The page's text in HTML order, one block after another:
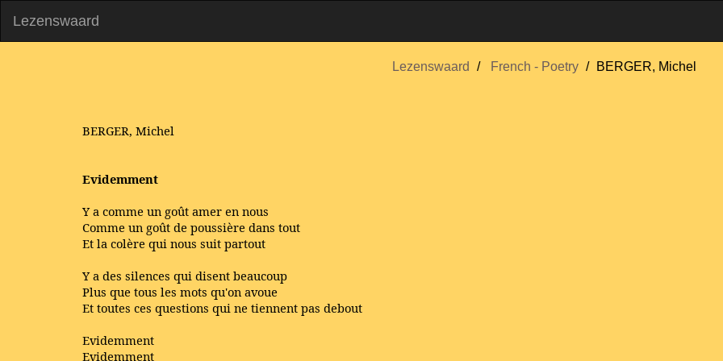
Lezenswaard
Lezenswaard French - Poetry BERGER, Michel
BERGER, Michel
Evidemment
Y a comme un goût amer en nous
Comme un goût de poussière dans tout
Et la colère qui nous suit partout
Y a des silences qui disent beaucoup
Plus que tous les mots qu'on avoue
Et toutes ces questions qui ne tiennent pas debout
Evidemment
Evidemment